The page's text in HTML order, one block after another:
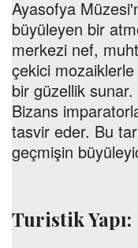
Ayasofya
büyüleyen bir
merkezi nef,
çekici mozaiklerle
bir güzellik
Bizans
tasvir eder. Bu
geçmişin
Turistik Yapı: